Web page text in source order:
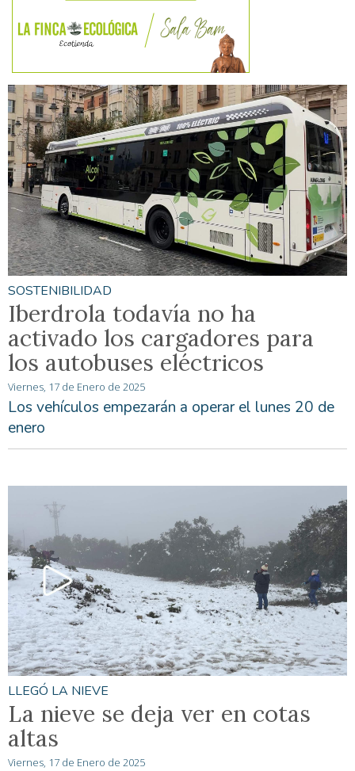
SOSTENIBILIDAD
Iberdrola todavía no ha
activado los cargadores para
los autobuses eléctricos
Viernes, 17 de Enero de 2025
Los vehículos empezarán a operar el lunes 20 de
enero
LLEGÓ LA NIEVE
La nieve se deja ver en cotas
altas
Viernes, 17 de Enero de 2025